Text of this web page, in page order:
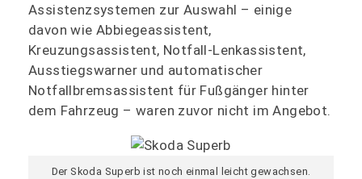
Assistenzsystemen zur Auswahl – einige
davon wie Abbiegeassistent,
Kreuzungsassistent, Notfall-Lenkassistent,
Ausstiegswarner und automatischer
Notfallbremsassistent für Fußgänger hinter
dem Fahrzeug – waren zuvor nicht im Angebot.
Der Skoda Superb ist noch einmal leicht gewachsen.